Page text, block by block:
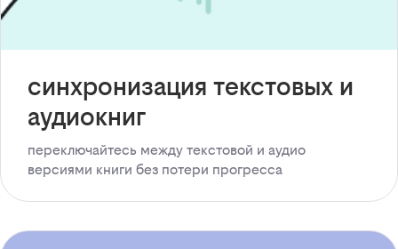
синхронизация текстовых и
аудиокниг
переключайтесь между текстовой и аудио
версиями книги без потери прогресса